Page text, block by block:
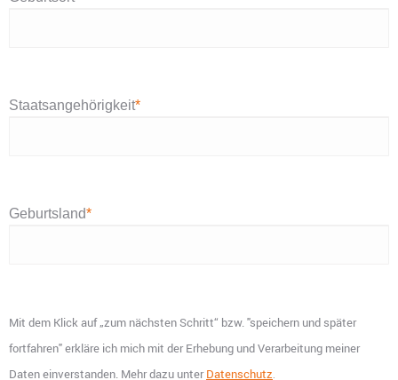
Staatsangehörigkeit*
Geburtsland*
Mit dem Klick auf „zum nächsten Schritt“ bzw. "speichern und später
fortfahren" erkläre ich mich mit der Erhebung und Verarbeitung meiner
Daten einverstanden. Mehr dazu unterDatenschutz.